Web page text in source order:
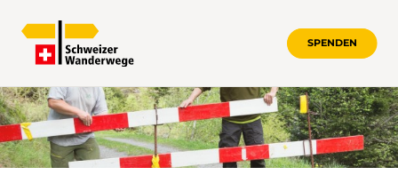
SPENDEN
SPERRUNGEN UND UMLEITUNGEN